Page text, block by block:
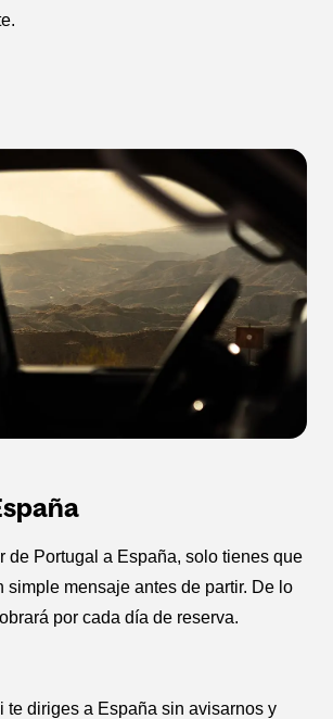
de Portugal a España, solo tienes que
simple mensaje antes de partir. De lo
por cada día de reserva.
te diriges a España sin avisarnos y